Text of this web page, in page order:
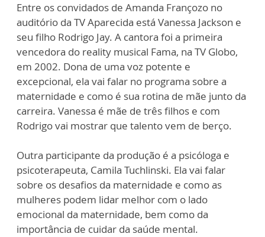
Entre os convidados de Amanda Françozo no
auditório da TV Aparecida está Vanessa Jackson e
seu filho Rodrigo Jay. A cantora foi a primeira
vencedora do reality musical Fama, na TV Globo,
em 2002. Dona de uma voz potente e
excepcional, ela vai falar no programa sobre a
maternidade e como é sua rotina de mãe junto da
carreira. Vanessa é mãe de três filhos e com
Rodrigo vai mostrar que talento vem de berço.
Outra participante da produção é a psicóloga e
psicoterapeuta, Camila Tuchlinski. Ela vai falar
sobre os desafios da maternidade e como as
mulheres podem lidar melhor com o lado
emocional da maternidade, bem como da
importância de cuidar da saúde mental.